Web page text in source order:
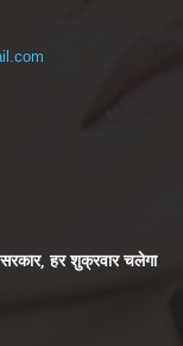
हर शुक्रवार चलेगा